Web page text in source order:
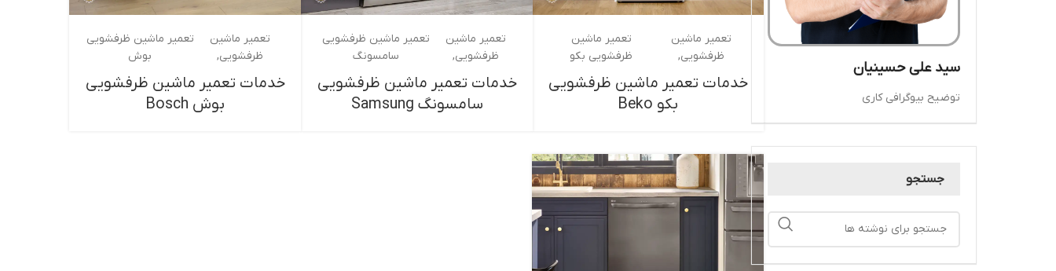
تعمیر ماشین
ظرفشویی
تعمیر ماشین
ظرفشویی بکو
خدمات تعمیر ماشین ظرفشویی
بکو Beko
تعمیر ماشین
ظرفشویی
تعمیر ماشین ظرفشویی
سامسونگ
خدمات تعمیر ماشین ظرفشویی
سامسونگ Samsung
تعمیر ماشین
ظرفشویی
تعمیر ماشین ظرفشویی
بوش
خدمات تعمیر ماشین ظرفشویی
بوش Bosch
سید علی حسینیان
توضیح بیوگرافی کاری
جستجو